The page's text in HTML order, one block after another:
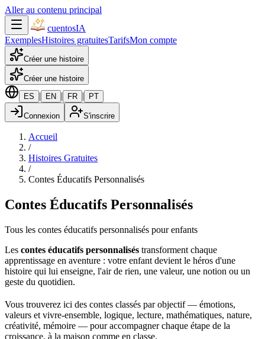
Aller au contenu principal
cuentosIA
ExemplesHistoires gratuitesTarifsMon compte
Créer une histoire
Créer une histoire
ES
| EN | FR | PT
Connexion S'inscrire
Accueil
/
Histoires Gratuites
/
Contes Éducatifs Personnalisés
Contes Éducatifs Personnalisés
Tous les contes éducatifs personnalisés pour enfants
Les contes éducatifs personnalisés transforment chaque
apprentissage en aventure : votre enfant devient le héros d'une
histoire qui lui enseigne, l'air de rien, une valeur, une notion ou un
geste du quotidien.
Vous trouverez ici des contes classés par objectif — émotions,
valeurs et vivre-ensemble, logique, lecture, mathématiques, nature,
créativité, mémoire — pour accompagner chaque étape de la
croissance, à la maison comme en classe.